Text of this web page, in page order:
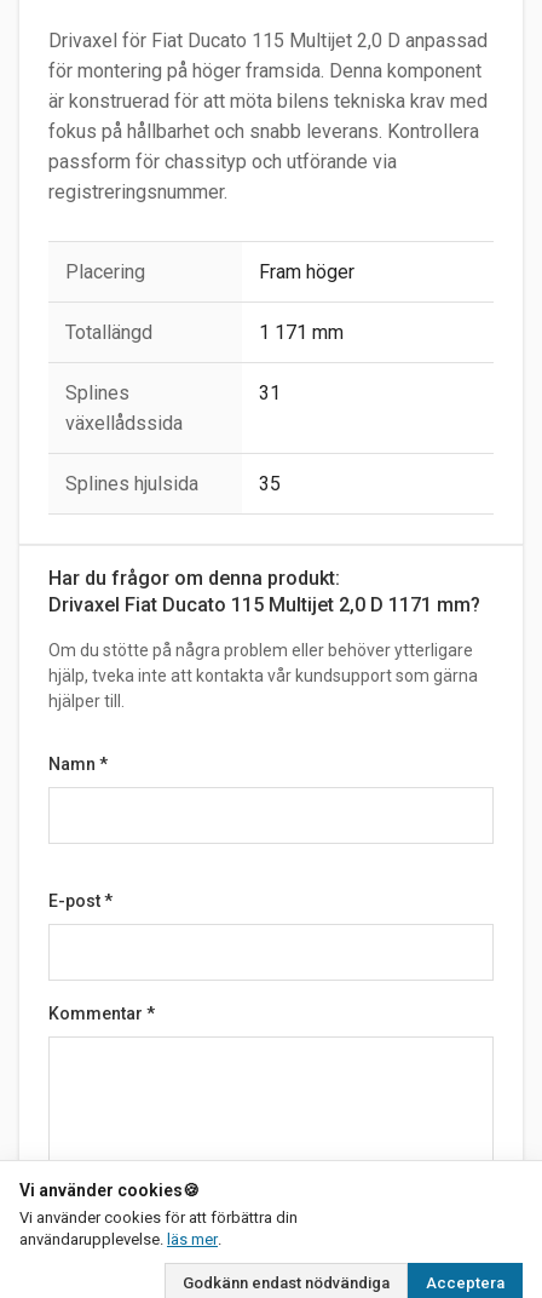
Drivaxel för Fiat Ducato 115 Multijet 2,0 D anpassad
för montering på höger framsida. Denna komponent
är konstruerad för att möta bilens tekniska krav med
fokus på hållbarhet och snabb leverans. Kontrollera
passform för chassityp och utförande via
registreringsnummer.
Placering Fram höger
Totallängd 1 171 mm
Splines
växellådssida
31
Splines hjulsida 35
Har du frågor om denna produkt:
Drivaxel Fiat Ducato 115 Multijet 2,0 D 1171 mm?
Om du stötte på några problem eller behöver ytterligare
hjälp, tveka inte att kontakta vår kundsupport som gärna
hjälper till.
Namn *
E-post*
Kommentar *
Vi använder cookies🍪
Vi använder cookies för att förbättra din
användarupplevelse. läs merom vår integritetspolicy
.
Godkänn endast nödvändiga Acceptera